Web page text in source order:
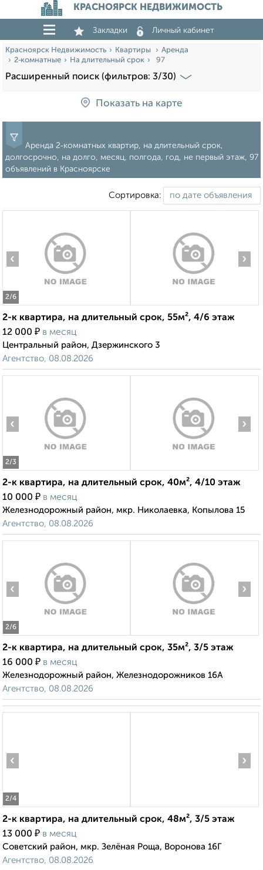
КРАСНОЯРСК НЕДВИЖИМОСТЬ
Закладки Личный кабинет
Красноярск Недвижимость Квартиры
Аренда
2‑комнатные
На длительный срок 97
Расширенный поиск (фильтров: 3/30)
Показать на карте
Аренда 2‑комнатных квартир, на длительный срок,
долгосрочно, на долго, месяц, полгода, год, не первый этаж, 97
объявлений в Красноярске
Сортировка:
2/6
‹ ›
2-к квартира, на длительный срок, 55м², 4/6 этаж
12 000 ₽ в месяц
Центральный район, Дзержинского 3
Агентство, 08.08.2026
2/3
‹ ›
2-к квартира, на длительный срок, 40м², 4/10 этаж
10 000 ₽ в месяц
Железнодорожный район, мкр. Николаевка, Копылова 15
Агентство, 08.08.2026
2/6
‹ ›
2-к квартира, на длительный срок, 35м², 3/5 этаж
16 000 ₽ в месяц
Железнодорожный район, Железнодорожников 16А
Агентство, 08.08.2026
2/4
‹ ›
2-к квартира, на длительный срок, 48м², 3/5 этаж
13 000 ₽ в месяц
Советский район, мкр. Зелёная Роща, Воронова 16Г
Агентство, 08.08.2026